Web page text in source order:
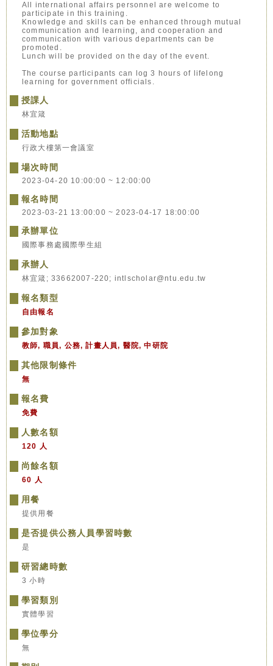
All international affairs personnel are welcome to
participate in this training.
Knowledge and skills can be enhanced through mutual
communication and learning, and cooperation and
communication with various departments can be
promoted.
Lunch will be provided on the day of the event.
The course participants can log 3 hours of lifelong
learning for government officials.
授課人
林宜箴
活動地點
行政大樓第一會議室
場次時間
2023-04-20 10:00:00 ~ 12:00:00
報名時間
2023-03-21 13:00:00 ~ 2023-04-17 18:00:00
承辦單位
國際事務處國際學生組
承辦人
林宜箴; 33662007-220; intlscholar@ntu.edu.tw
報名類型
自由報名
參加對象
教師, 職員, 公務, 計畫人員, 醫院, 中研院
其他限制條件
無
報名費
免費
人數名額
120 人
尚餘名額
60 人
用餐
提供用餐
是否提供公務人員學習時數
是
研習總時數
3 小時
學習類別
實體學習
學位學分
無